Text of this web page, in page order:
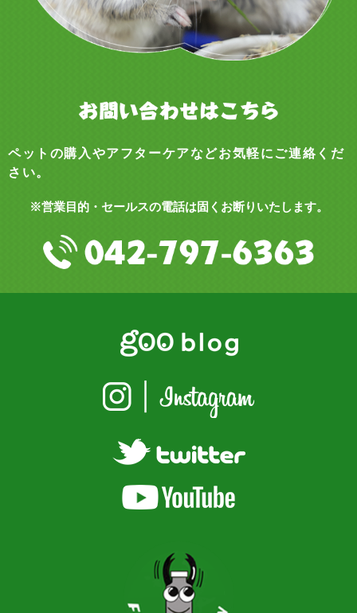
ペットの購入やアフターケアなどお気軽にご連絡くだ
さい。
※営業目的・セールスの電話は固くお断りいたします。